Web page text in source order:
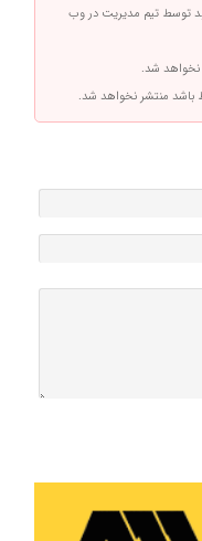
توسط تیم مدیریت در وب
نخواهد شد.
باشد منتشر نخواهد شد.